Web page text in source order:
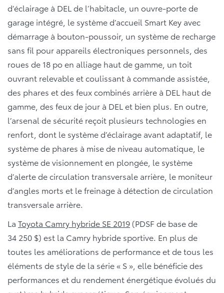
d’éclairage à DEL de l’habitacle, un ouvre-porte de
garage intégré, le système d’accueil Smart Key avec
démarrage à bouton-poussoir, un système de recharge
sans fil pour appareils électroniques personnels, des
roues de 18 po en alliage haut de gamme, un toit
ouvrant relevable et coulissant à commande assistée,
des phares et des feux combinés arrière à DEL haut de
gamme, des feux de jour à DEL et bien plus. En outre,
l’arsenal de sécurité reçoit plusieurs technologies en
renfort, dont le système d’éclairage avant adaptatif, le
système de phares à mise de niveau automatique, le
système de visionnement en plongée, le système
d’alerte de circulation transversale arrière, le moniteur
d’angles morts et le freinage à détection de circulation
transversale arrière.
La Toyota Camry hybride SE 2019 (PDSF de base de
34 250 $) est la Camry hybride sportive. En plus de
toutes les améliorations de performance et de tous les
éléments de style de la série « S », elle bénéficie des
performances et du rendement énergétique évolués du